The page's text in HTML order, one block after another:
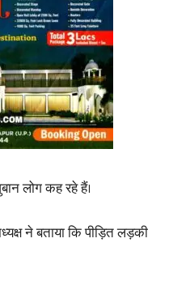
लोग कह रहे हैं।
ने बताया कि पीड़ित लड़की